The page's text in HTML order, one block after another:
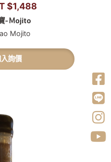
$1,488
-Ｍojito
Mojito
詢價